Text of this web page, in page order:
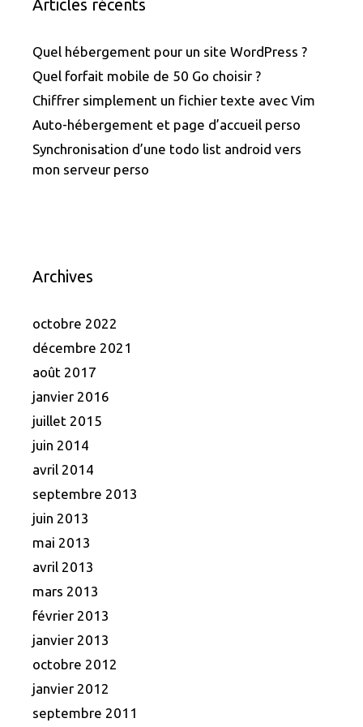
Articles récents
Quel hébergement pour un site WordPress ?
Quel forfait mobile de 50 Go choisir ?
Chiffrer simplement un fichier texte avec Vim
Auto-hébergement et page d’accueil perso
Synchronisation d’une todo list android vers
mon serveur perso
Archives
octobre 2022
décembre 2021
août 2017
janvier 2016
juillet 2015
juin 2014
avril 2014
septembre 2013
juin 2013
mai 2013
avril 2013
mars 2013
février 2013
janvier 2013
octobre 2012
janvier 2012
septembre 2011